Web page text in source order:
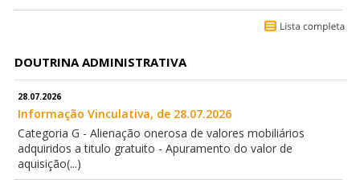
DOUTRINA ADMINISTRATIVA
28.07.2026
Informação Vinculativa, de 28.07.2026
Categoria G - Alienação onerosa de valores mobiliários
adquiridos a titulo gratuito - Apuramento do valor de
aquisição(...)